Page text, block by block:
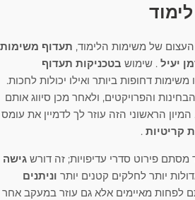
של משימות הלימוד, תעדוף משימות
יעיל . שימוש בטכניקות תעדוף
דחופות ביותר ואילו יכולות לחכות.
והפרויקטים, ולאחר מכן סיווג אותם
. המיון הראשוני הזה עוזר לך לדמיין את עומס
קריטיות .
מסתם פירוט סדרי עדיפויות; זה דורש גישה
יותר לחלקים קטנים יותר וניתנים
לפחות מאיימים אלא גם עוזר במעקב אחר